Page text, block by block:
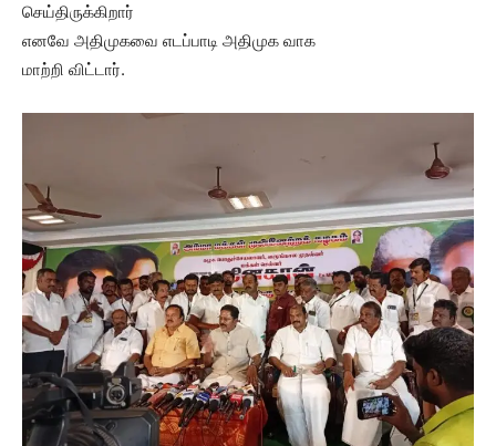
செய்திருக்கிறார்
எனவே அதிமுகவை எடப்பாடி அதிமுக வாக
மாற்றி விட்டார்.